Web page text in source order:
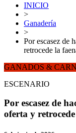
INICIO
>
Ganadería
>
Por escasez de
retrocede la
GANADOS &
ESCENARIO
Por escasez de
oferta y